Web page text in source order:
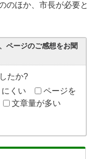
ほか、市長が必要と
ページのご感想をお聞
たか?
くい
ページを
文章量が多い